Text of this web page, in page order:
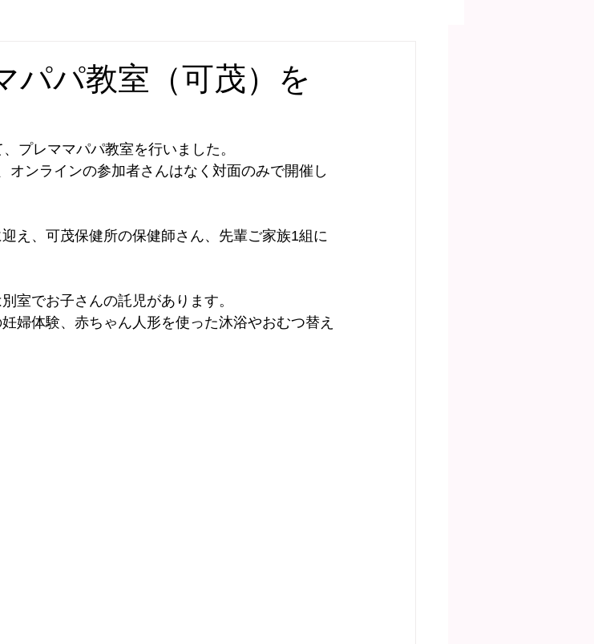
パ教室（可茂）を
プレママパパ教室を行いました。
オンラインの参加者さんはなく対面のみで開催し
え、可茂保健所の保健師さん、先輩ご家族1組に
室でお子さんの託児があります。
婦体験、赤ちゃん人形を使った沐浴やおむつ替え